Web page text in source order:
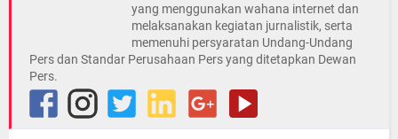
yang menggunakan wahana internet dan
melaksanakan kegiatan jurnalistik, serta
memenuhi persyaratan Undang-Undang
Pers dan Standar Perusahaan Pers yang ditetapkan Dewan
Pers.